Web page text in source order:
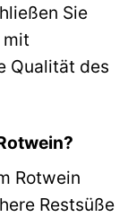
Sie
mit
Qualität des
Rotwein
Restsüße